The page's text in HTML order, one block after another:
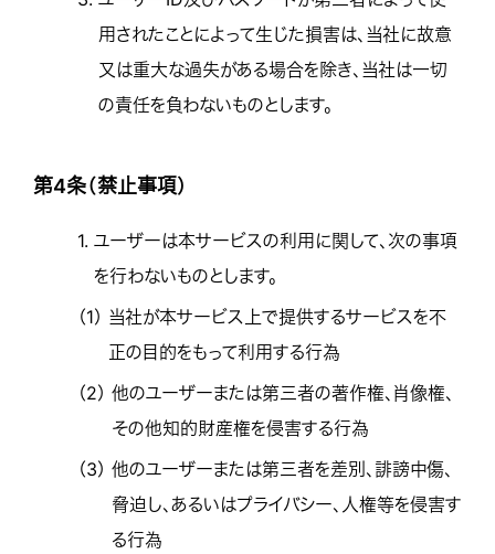
用されたことによって生じた損害は、当社に故意
又は重大な過失がある場合を除き、当社は一切
の責任を負わないものとします。
第4条（禁止事項）
1. ユーザーは本サービスの利用に関して、次の事項
を行わないものとします。
（1） 当社が本サービス上で提供するサービスを不
正の目的をもって利用する行為
（2） 他のユーザーまたは第三者の著作権、肖像権、
その他知的財産権を侵害する行為
（3） 他のユーザーまたは第三者を差別、誹謗中傷、
脅迫し、あるいはプライバシー、人権等を侵害す
る行為